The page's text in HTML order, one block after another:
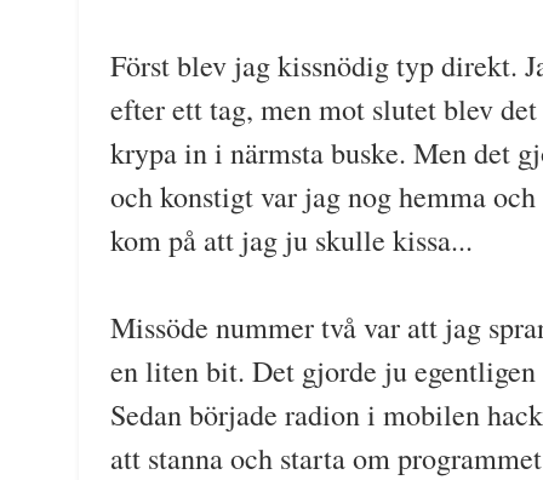
Först blev jag kissnödig typ direkt.
efter ett tag, men mot slutet blev
krypa in i närmsta buske. Men det
och konstigt var jag nog hemma
kom på att jag ju skulle kissa...
Missöde nummer två var att jag
en liten bit. Det gjorde ju egentligen
Sedan började radion i mobilen
att stanna och starta om